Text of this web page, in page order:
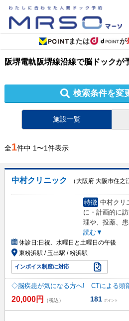
または が
阪堺電軌阪堺線沿線で脳ドックが
検索条件を変
施設一覧
全1件中 1〜1件表示
中村クリニック
（大阪府 大阪市住之
特徴 中村クリ
に・計画的に
理や、投薬、
読む▼
休診日:日祝、水曜日と土曜日の午後
東粉浜駅 / 玉出駅 / 粉浜駅
インボイス制度に対応
◇脳疾患が気になる方へ! CTによる頭
20,000円 （税込） 181 ポイント